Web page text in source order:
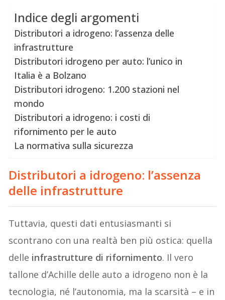
Indice degli argomenti
Distributori a idrogeno: l’assenza delle
infrastrutture
Distributori idrogeno per auto: l’unico in
Italia è a Bolzano
Distributori idrogeno: 1.200 stazioni nel
mondo
Distributori a idrogeno: i costi di
rifornimento per le auto
La normativa sulla sicurezza
Distributori a idrogeno: l’assenza
delle infrastrutture
Tuttavia, questi dati entusiasmanti si
scontrano con una realtà ben più ostica: quella
delle infrastrutture di rifornimento. Il vero
tallone d’Achille delle auto a idrogeno non è la
tecnologia, né l’autonomia, ma la scarsità – e in